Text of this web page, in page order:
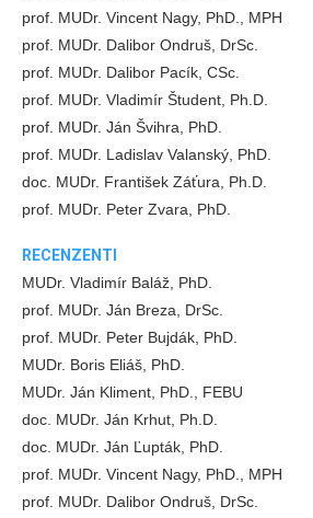
prof. MUDr. Vincent Nagy, PhD., MPH
prof. MUDr. Dalibor Ondruš, DrSc.
prof. MUDr. Dalibor Pacík, CSc.
prof. MUDr. Vladimír Študent, Ph.D.
prof. MUDr. Ján Švihra, PhD.
prof. MUDr. Ladislav Valanský, PhD.
doc. MUDr. František Záťura, Ph.D.
prof. MUDr. Peter Zvara, PhD.
RECENZENTI
MUDr. Vladimír Baláž, PhD.
prof. MUDr. Ján Breza, DrSc.
prof. MUDr. Peter Bujdák, PhD.
MUDr. Boris Eliáš, PhD.
MUDr. Ján Kliment, PhD., FEBU
doc. MUDr. Ján Krhut, Ph.D.
doc. MUDr. Ján Ľupták, PhD.
prof. MUDr. Vincent Nagy, PhD., MPH
prof. MUDr. Dalibor Ondruš, DrSc.